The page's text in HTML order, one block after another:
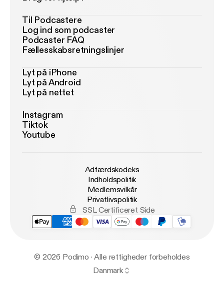
Til Podcastere
Log ind som podcaster
Podcaster FAQ
Fællesskabsretningslinjer
Lyt på iPhone
Lyt på Android
Lyt på nettet
Instagram
Tiktok
Youtube
Adfærdskodeks
Indholdspolitik
Medlemsvilkår
Privatlivspolitik
SSL Certificeret Side
© 2026 Podimo · Alle rettigheder forbeholdes
Danmark